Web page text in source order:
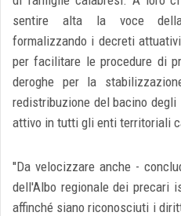
sentire alta la voce
formalizzando i decreti
per facilitare le procedure di
deroghe per la
redistribuzione del bacino
attivo in tutti gli enti territoriali
''Da velocizzare anche -
dell'Albo regionale dei precari
affinché siano riconosciuti i